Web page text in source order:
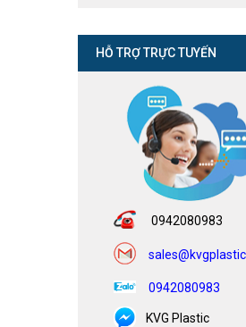
HỖ TRỢ TRỰC TUYẾN
0942080983
0942080983
KVG Plastic